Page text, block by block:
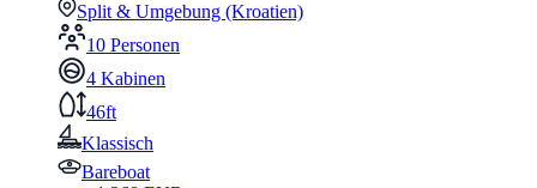
Split & Umgebung (Kroatien)
10 Personen
4 Kabinen
46ft
Klassisch
Bareboat